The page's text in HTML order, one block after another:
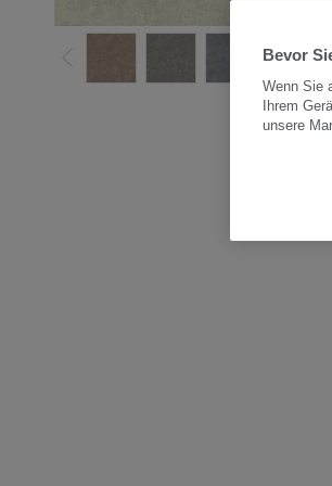
Alle
Bevor
Wenn Sie
Ihrem
unsere